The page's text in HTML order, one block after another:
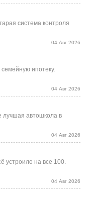
система контроля
04 Авг 2026
ипотеку.
04 Авг 2026
лучшая автошкола в
04 Авг 2026
устроило на все 100.
04 Авг 2026